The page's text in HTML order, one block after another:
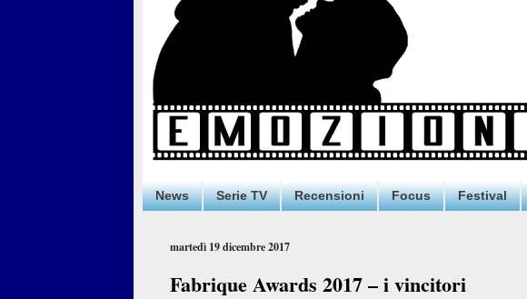
News Serie TV Recensioni Focus Festival
martedì 19 dicembre 2017
Fabrique Awards 2017 – i vincitori